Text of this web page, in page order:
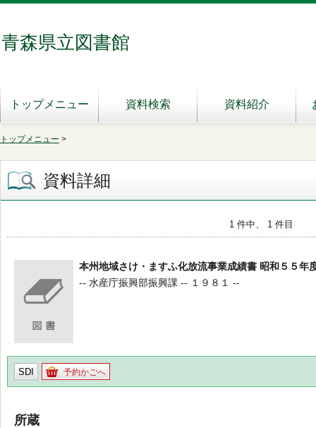
青森県立図書館
トップメニュー 資料検索 資料紹介
トップメニュー >
資料詳細
1 件中、 1 件目
本州地域さけ・ますふ化放流事業成績書 昭和５５年
-- 水産庁振興部振興課 -- １９８１ --
SDI 予約かごへ
所蔵